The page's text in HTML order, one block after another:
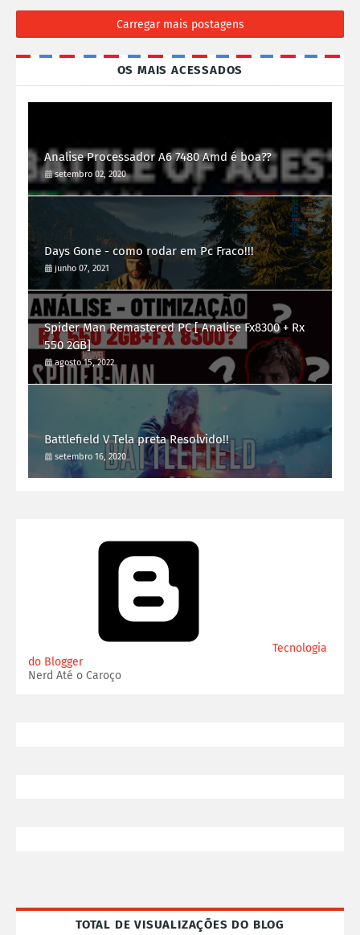
Carregar mais postagens
OS MAIS ACESSADOS
Analise Processador A6 7480 Amd é boa??
setembro 02, 2020
Days Gone - como rodar em Pc Fraco!!!
junho 07, 2021
Spider Man Remastered PC [ Analise Fx8300 + Rx
550 2GB]
agosto 15, 2022
Battlefield V Tela preta Resolvido!!
setembro 16, 2020
Tecnologia
do Blogger
Nerd Até o Caroço
TOTAL DE VISUALIZAÇÕES DO BLOG